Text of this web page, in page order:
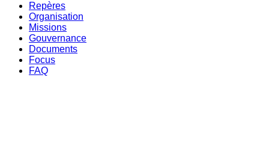
Repères
Organisation
Missions
Gouvernance
Documents
Focus
FAQ